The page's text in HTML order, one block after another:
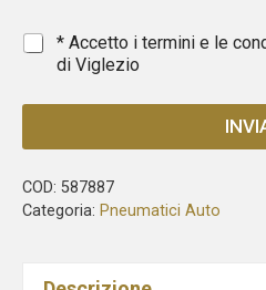
* * Accetto i termini e le
di Viglezio
COD: 587887
Categoria: Pneumatici Auto